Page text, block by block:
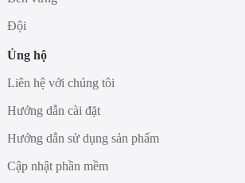
Đội
Ủng hộ
Liên hệ với chúng tôi
Hướng dẫn cài đặt
Hướng dẫn sử dụng sản phẩm
Cập nhật phần mềm